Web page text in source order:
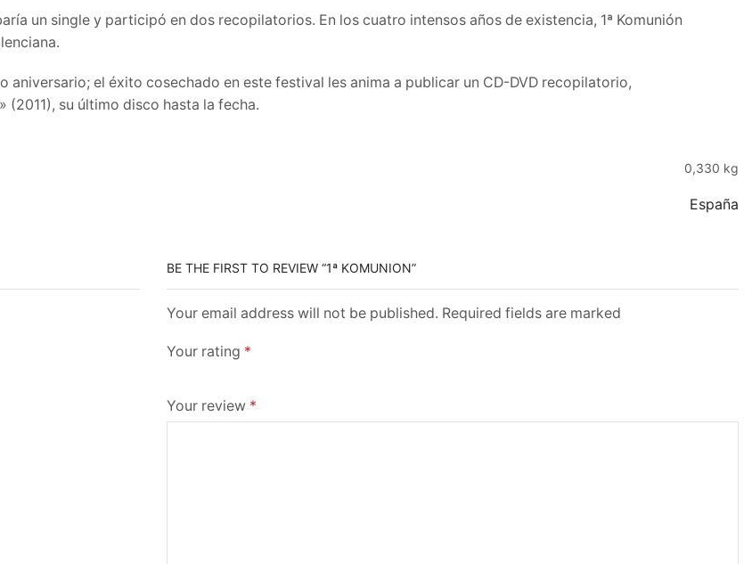
un single y participó en dos recopilatorios. En los cuatro intensos años de existencia, 1ª Komunión
el éxito cosechado en este festival les anima a publicar un CD-DVD recopilatorio,
(2011), su último disco hasta la fecha.
0,330 kg
España
BE THE FIRST TO REVIEW “1ª KOMUNION”
Your email address will not be published. Required fields are marked
Your rating *
Your review *